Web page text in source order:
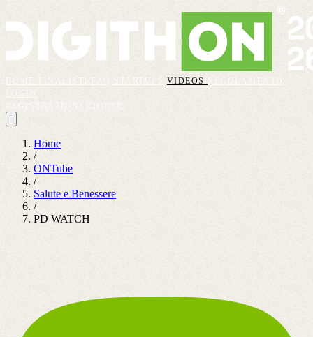
VIDEOS
REGOLAMENTO
Home
/
ONTube
/
Salute e Benessere
/
PD WATCH